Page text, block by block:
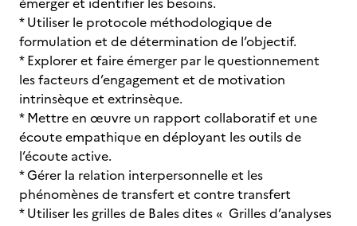
* Utiliser le protocole méthodologique de
formulation et de détermination de l’objectif.
* Explorer et faire émerger par le questionnement
les facteurs d’engagement et de motivation
intrinsèque et extrinsèque.
* Mettre en œuvre un rapport collaboratif et une
écoute empathique en déployant les outils de
l’écoute active.
* Gérer la relation interpersonnelle et les
phénomènes de transfert et contre transfert
* Utiliser les grilles de Bales dites « Grilles d’analyses